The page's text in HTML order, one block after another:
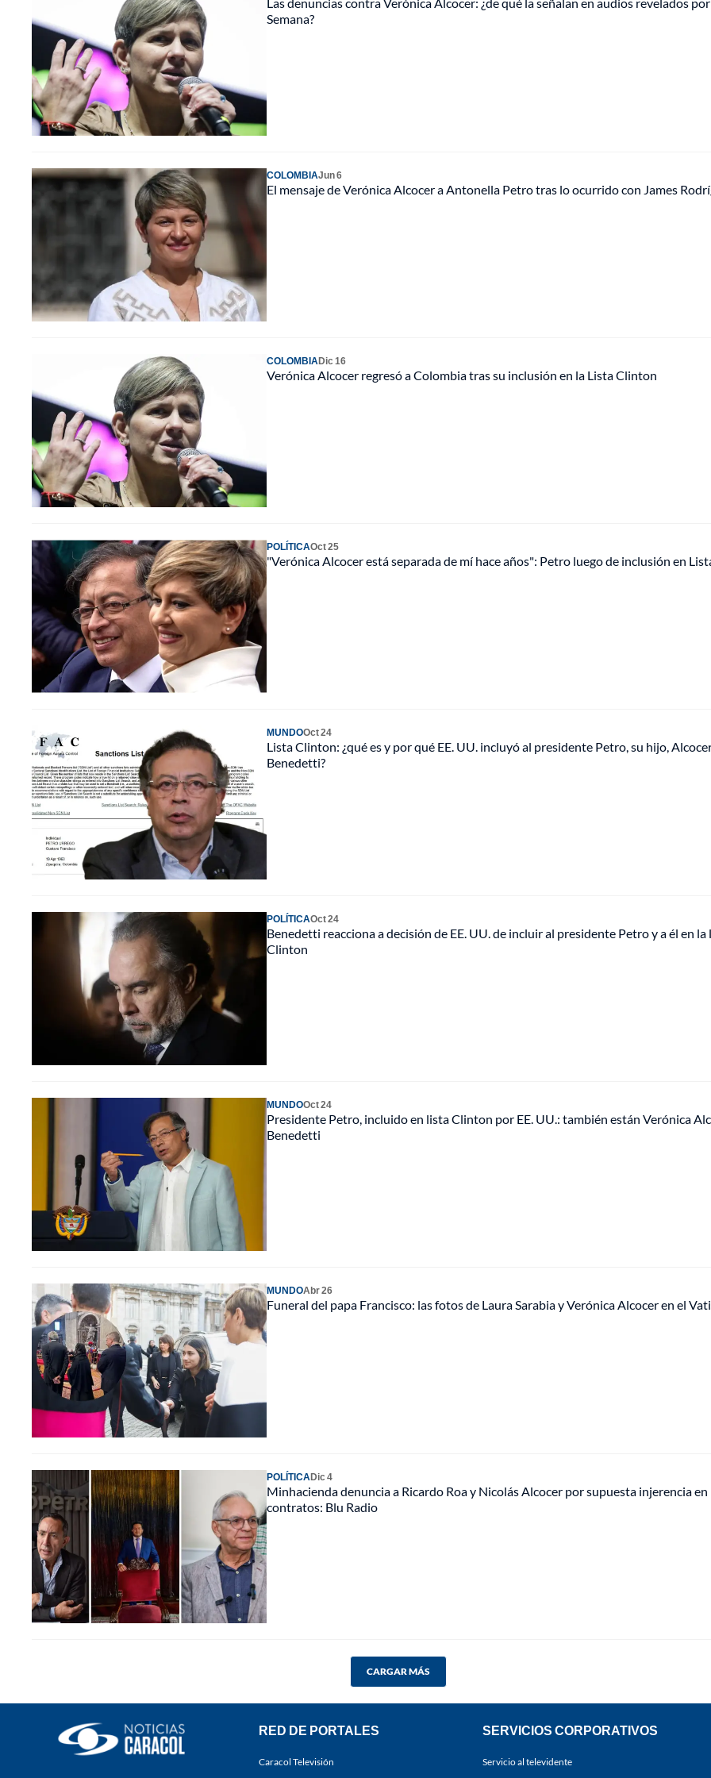
Semana?
COLOMBIAJun 6
El mensaje de Verónica Alcocer a Antonella Petro tras lo ocurrido con James
COLOMBIADic 16
Verónica Alcocer regresó a Colombia tras su inclusión en la Lista Clinton
POLÍTICAOct 25
"Verónica Alcocer está separada de mí hace años": Petro luego de inclusión en
MUNDOOct 24
Lista Clinton: ¿qué es y por qué EE. UU. incluyó al presidente Petro, su hijo,
Benedetti?
POLÍTICAOct 24
Benedetti reacciona a decisión de EE. UU. de incluir al presidente Petro y a él en la
Clinton
MUNDOOct 24
Presidente Petro, incluido en lista Clinton por EE. UU.: también están Verónica
Benedetti
MUNDOAbr 26
Funeral del papa Francisco: las fotos de Laura Sarabia y Verónica Alcocer en el
POLÍTICADic 4
Minhacienda denuncia a Ricardo Roa y Nicolás Alcocer por supuesta injerencia en
contratos: Blu Radio
CARGAR MÁS
RED DE PORTALES
Caracol Televisión
SERVICIOS CORPORATIVOS
Servicio al televidente